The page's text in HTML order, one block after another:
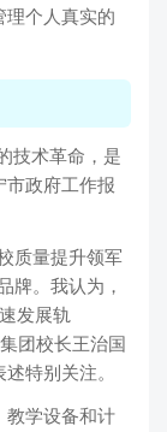
理个人真实的
技术革命，是
市政府工作报
质量提升领军
牌。我认为，
发展轨
团校长王治国
特别关注。
教学设备和计